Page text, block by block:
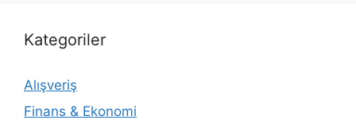
Kategoriler
Alışveriş
Finans & Ekonomi